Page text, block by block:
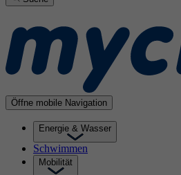
Öffne mobile Navigation
Energie & Wasser
Schwimmen
Mobilität